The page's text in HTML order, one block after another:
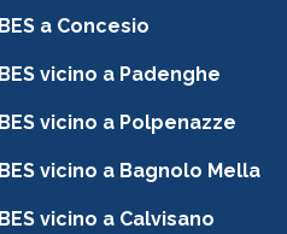
a Concesio
vicino a Padenghe
vicino a Polpenazze
vicino a Bagnolo Mella
vicino a Calvisano